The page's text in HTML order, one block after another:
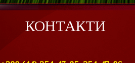
КОНТАКТИ